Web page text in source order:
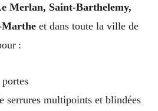
Merlan, Saint-Barthelemy,
Marthe et dans toute la ville de
:
serrures multipoints et blindées